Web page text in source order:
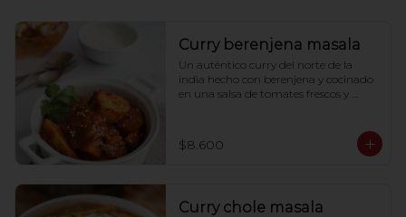
Curry berenjena masala
Un auténtico curry del norte de la
india hecho con berenjena y cocinado
en una salsa de tomates frescos y
$8.600
Curry chole masala